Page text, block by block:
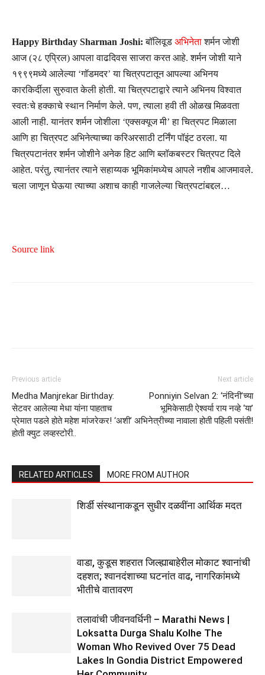
Happy Birthday Sharman Joshi: बॉलिवूड अभिनेताशर्मन जोशी
आज (२८ एप्रिल) आपला वाढदिवस साजरा करत आहे. शर्मन जोशी याने
१९९९मध्ये आलेल्या ‘गॉडमदर’ या चित्रपटातून आपल्या अभिनय
कारकिर्दीला सुरुवात केली होती. या चित्रपटाद्वारे त्याने अभिनय विश्वात
स्वतःचे हक्काचे स्थान निर्माण केले. पण, त्याला हवी ती ओळख मिळवता
आली नाही. यानंतर शर्मन जोशीला ‘एक्सक्यूज मी’ हा चित्रपट मिळाला
आणि हा चित्रपट अभिनेत्याच्या करिअरसाठी टर्निंग पॉइंट ठरला. या
चित्रपटानंतर शर्मन जोशीने अनेक हिट आणि ब्लॉकबस्टर चित्रपट दिले
आहेत. परंतु, त्यानंतर त्याने सहाय्यक भूमिकांमध्येच आपले नशीब आजमावले.
चला जाणून घेऊया त्याच्या अशाच काही गाजलेल्या चित्रपटांबद्दल…
Source link
Previous article
Medha Manjrekar Birthday:
सेटवर आलेल्या मेधा यांना पाहताच
प्रेमात पडले होते महेश मांजरेकर! ‘अशी’
होती क्युट लव्हस्टोरी..
Next article
Ponniyin Selvan 2: ‘नंदिनी’च्या
भूमिकेसाठी ऐश्वर्या राय नव्हे ‘या’
अभिनेत्रीच्या नावाला होती पहिली पसंती!
RELATED ARTICLES MORE FROM AUTHOR
शिर्डी संस्थानाकडून सुधीर दळवींना आर्थिक मदत
वाडा, कुडूस शहरात जिल्ह्याबाहेरील मोकाट श्वानांची
दहशत; श्वानदंशाच्या घटनांत वाढ, नागरिकांमध्ये
भीतीचे वातावरण
तलावांची जीवनवर्धिनी – Marathi News |
Loksatta Durga Shalu Kolhe The
Woman Who Revived Over 75 Dead
Lakes In Gondia District Empowered